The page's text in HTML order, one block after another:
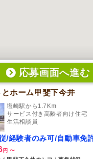
応募画面へ進む
とホーム甲斐下今井
塩崎駅から1.7Km
サービス付き高齢者向け住宅
生活相談員
/経験者のみ可/自動車免
円 〜